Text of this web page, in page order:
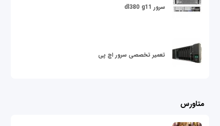
سرور dl380 g11
تعمیر تخصصی سرور اچ پی
متاورس